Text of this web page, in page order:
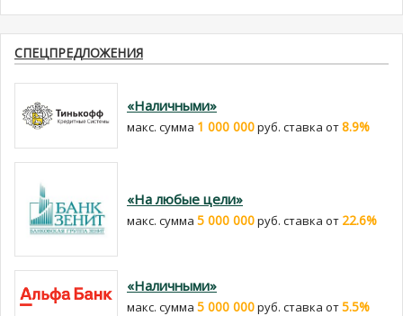
СПЕЦПРЕДЛОЖЕНИЯ
«Наличными»
макс. сумма 1 000 000руб. cтавка от8.9%
«На любые цели»
макс. сумма 5 000 000руб. cтавка от 22.6%
«Наличными»
макс. сумма 5 000 000руб. cтавка от5.5%